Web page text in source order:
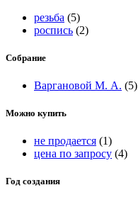
резьба (5)
роспись (2)
Собрание
Варгановой М. А. (5)
Можно купить
не продается (1)
цена по запросу (4)
Год создания